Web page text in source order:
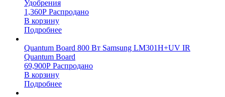
Удобрения
1,360Р Распродано
В корзину
Подробнее
Quantum Board 800 Вт Samsung LM301H+UV IR
Quantum Board
69,900Р Распродано
В корзину
Подробнее